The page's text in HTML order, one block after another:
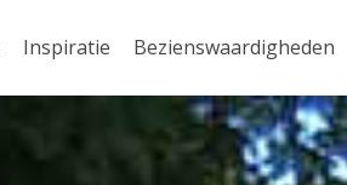
Inspiratie Bezienswaardigheden